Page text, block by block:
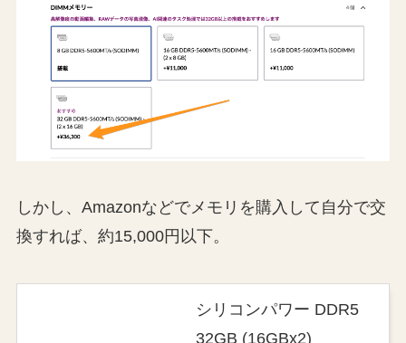
しかし、Amazonなどでメモリを購入して自分で交
換すれば、約15,000円以下。
シリコンパワー DDR5
32GB (16GBx2)